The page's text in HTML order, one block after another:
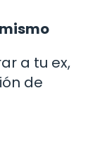
a tu ex,
de